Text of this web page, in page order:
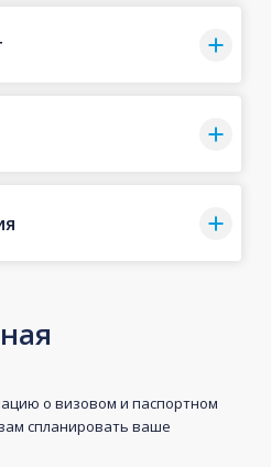
о визовом и паспортном
спланировать ваше